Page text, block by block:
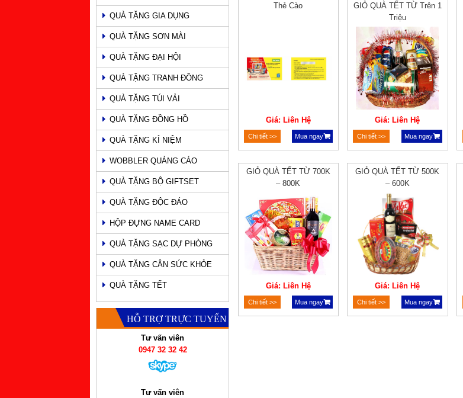
Thẻ Cào
Giá: Liên Hệ
Chi tiết >> Mua ngay
GIỎ QUÀ TẾT TỪ Trên 1
Triệu
Giá: Liên Hệ
Chi tiết >> Mua ngay
GIỎ QUÀ TẾT TỪ 700K
– 800K
Giá: Liên Hệ
Chi tiết >> Mua ngay
GIỎ QUÀ TẾT TỪ 500K
– 600K
Giá: Liên Hệ
Chi tiết >> Mua ngay
QUÀ TẶNG GIA DỤNG
QUÀ TẶNG SƠN MÀI
QUÀ TẶNG ĐẠI HỘI
QUÀ TẶNG TRANH ĐỒNG
QUÀ TẶNG TÚI VẢI
QUÀ TẶNG ĐỒNG HỒ
QUÀ TẶNG KỈ NIỆM
WOBBLER QUẢNG CÁO
QUÀ TẶNG BỘ GIFTSET
QUÀ TẶNG ĐỘC ĐÁO
HỘP ĐỰNG NAME CARD
QUÀ TẶNG SẠC DỰ PHÒNG
QUÀ TẶNG CÂN SỨC KHỎE
QUÀ TẶNG TẾT
HỖ TRỢ TRỰC TUYẾN
Tư vấn viên
0947 32 32 42
Tư vấn viên